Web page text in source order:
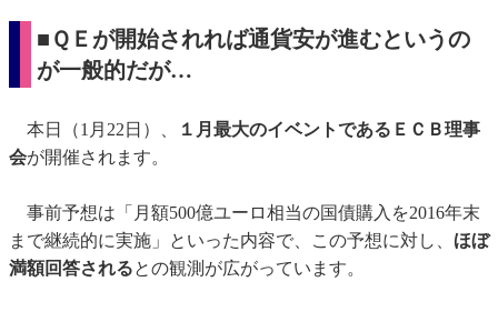
■ＱＥが開始されれば通貨安が進むというの
が一般的だが…
本日（1月22日）、
１月最大のイベントであるＥＣＢ理事
会が開催されます。
事前予想は「月額500億ユーロ相当の国債購入を2016年末
まで継続的に実施」といった内容で、この予想に対し、 ほぼ
満額回答されるとの観測が広がっています。